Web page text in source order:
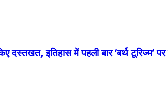
दस्तखत, इतिहास में पहली बार ‘बर्थ टूरिज्म’